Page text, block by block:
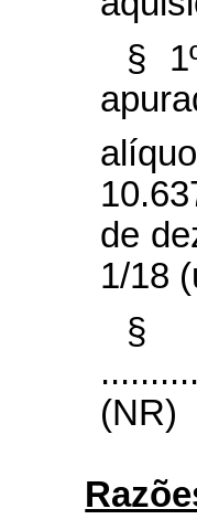
§
de
1/18
(NR)